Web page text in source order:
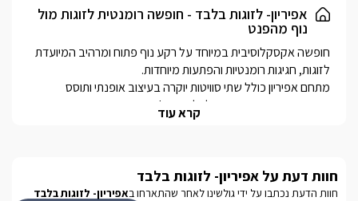
זרמים מפנקת מחוממת ומקורה (2.5/6), פינת ישיבה גדולה המשקיפה
לנוף, צמחיית נוי מטופחת, עמדת ברביקיו מקצועית מאבן ותאורת גן
רומנטית.
אפיריון- לזוגות בלבד - חופשה רומנטית לזוגות מול
נוף מהפנט
קרא עוד
חוות דעת על אפיריון- לזוגות בלבד
חוות הדעת נכתבו על ידי גולשינו לאחר שהתארחו באפיריון- לזוגות בלבד